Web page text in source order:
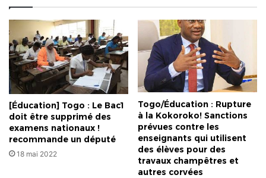
juge
accusés
d’abus
de
confiance
[Éducation] Togo : Le Bac1
doit être supprimé des
examens nationaux !
recommande un député
18 mai 2022
Togo/Éducation : Rupture
à la Kokoroko! Sanctions
prévues contre les
enseignants qui utilisent
des élèves pour des
travaux champêtres et
autres corvées